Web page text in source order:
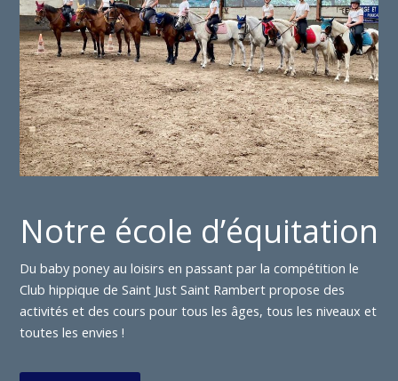
Notre école d’équitation
Du baby poney au loisirs en passant par la compétition le
Club hippique de Saint Just Saint Rambert propose des
activités et des cours pour tous les âges, tous les niveaux et
toutes les envies !